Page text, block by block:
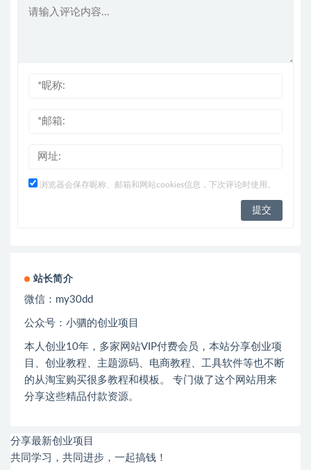
浏览器会保存昵称、邮箱和网站cookies信息，下次评论时使用。
站长简介
微信： my30dd
公众号：小驷的创业项目
本人创业10年，多家网站VIP付费会员，本站分享创业项
目、创业教程、主题源码、电商教程、工具软件等也不断
的从淘宝购买很多教程和模板。 专门做了这个网站用来
分享这些精品付款资源。
分享最新创业项目
共同学习，共同进步，一起搞钱！